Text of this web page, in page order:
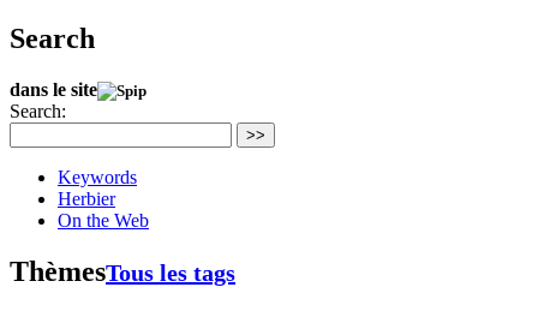
Search
dans le site
Search:
>>
Keywords
Herbier
On the Web
ThèmesTous les tags